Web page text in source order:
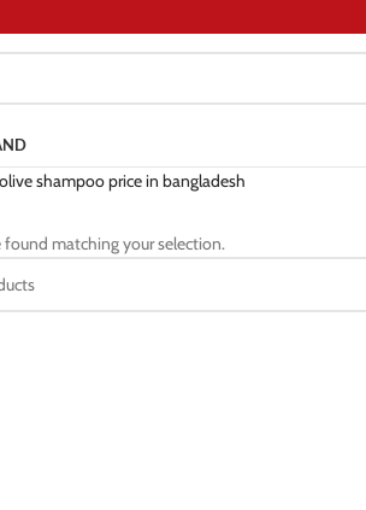
shampoo price in bangladesh
found matching your selection.